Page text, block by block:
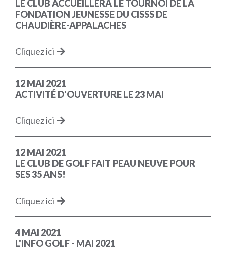
LE CLUB ACCUEILLERA LE TOURNOI DE LA
FONDATION JEUNESSE DU CISSS DE
CHAUDIÈRE-APPALACHES
Cliquez ici
12 MAI 2021
ACTIVITÉ D'OUVERTURE LE 23 MAI
Cliquez ici
12 MAI 2021
LE CLUB DE GOLF FAIT PEAU NEUVE POUR
SES 35 ANS!
Cliquez ici
4 MAI 2021
L'INFO GOLF - MAI 2021